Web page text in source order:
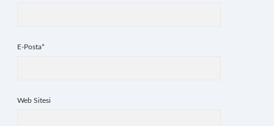
E-Posta*
Web Sitesi